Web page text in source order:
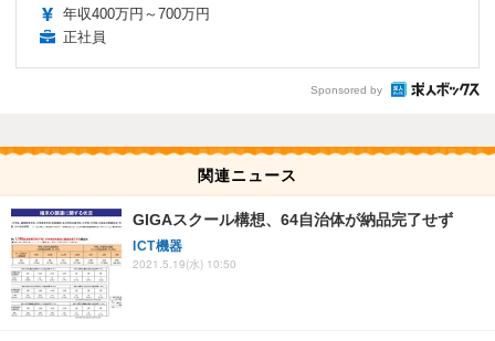
年収400万円～700万円
正社員
Sponsored by
関連ニュース
GIGAスクール構想、64自治体が納品完了せず
ICT機器
2021.5.19(水) 10:50